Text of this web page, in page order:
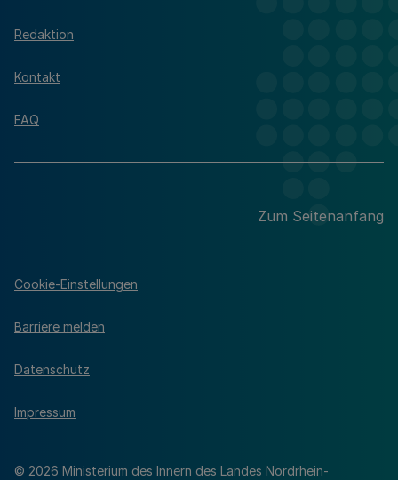
Redaktion
Kontakt
FAQ
Zum Seitenanfang
© 2026 Ministerium des Innern des Landes Nordrhein-
Cookie-Einstellungen
Barriere melden
Datenschutz
Impressum